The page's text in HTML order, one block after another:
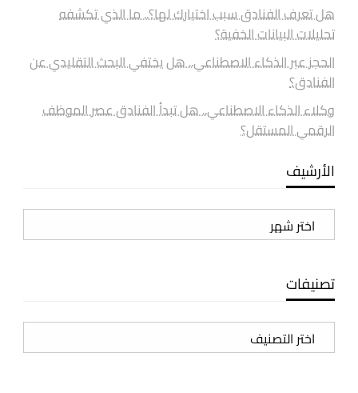
هل تعرف الفنادق سبب اختيارك لها؟.. ما الذي تكشفه
تحليلات البيانات الخفية؟
الحجز عبر الذكاء الاصطناعي.. هل يختفي البحث التقليدي عن
الفنادق؟
وكلاء الذكاء الاصطناعي.. هل تبدأ الفنادق عصر الموظف
الرقمي المستقل؟
الأرشيف
الأرشيف
تصنيفات
تصنيفات